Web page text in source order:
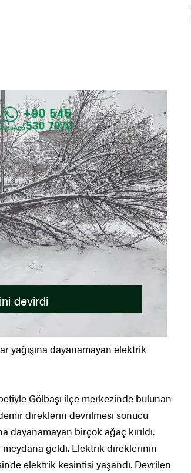
yağışına dayanamayan elektrik
Gölbaşı ilçe merkezinde bulunan
direklerin devrilmesi sonucu
dayanamayan birçok ağaç kırıldı.
meydana geldi. Elektrik direklerinin
elektrik kesintisi yaşandı. Devrilen